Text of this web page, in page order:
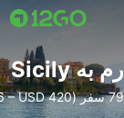
رم به Sicily
79 سفر (USD 46 – USD 420)